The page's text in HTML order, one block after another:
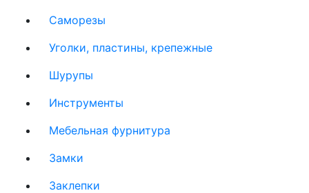
Саморезы
Уголки, пластины, крепежные
Шурупы
Инструменты
Мебельная фурнитура
Замки
Заклепки